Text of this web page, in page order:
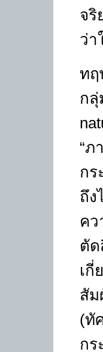
จริ
ว่า
ทฤ
กลุ่
“ภ
กร
ถึง
คว
ตัด
เกี่
สัม
(ทั
กร